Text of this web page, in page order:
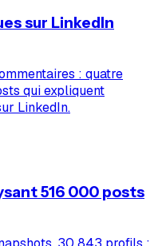
sur LinkedIn
: quatre
qui expliquent
LinkedIn.
516 000 posts